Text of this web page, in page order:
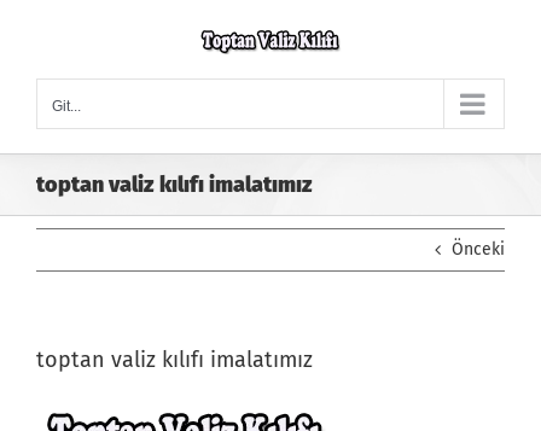
Git...
toptan valiz kılıfı imalatımız
Önceki
toptan valiz kılıfı imalatımız